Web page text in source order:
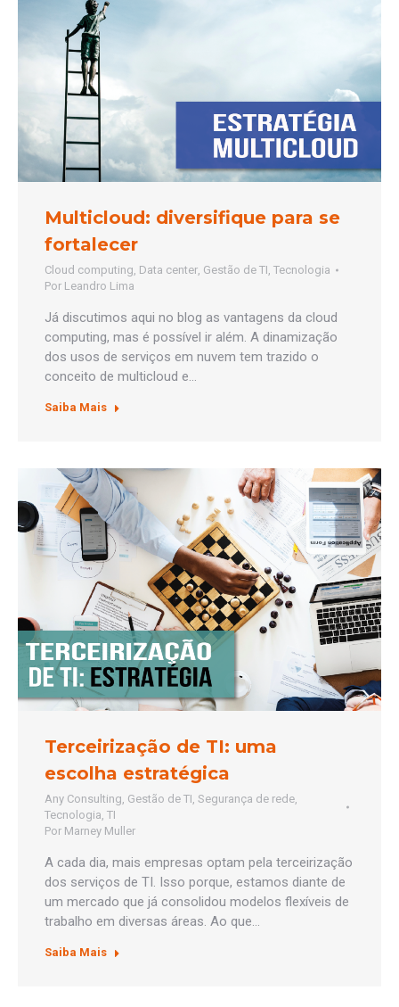
Multicloud: diversifique para se
fortalecer
Cloud computing, Data center, Gestão de TI, Tecnologia
Por Leandro Lima
Já discutimos aqui no blog as vantagens da cloud
computing, mas é possível ir além. A dinamização
dos usos de serviços em nuvem tem trazido o
conceito de multicloud e…
Saiba Mais
Terceirização de TI: uma
escolha estratégica
Any Consulting, Gestão de TI, Segurança de rede,
Tecnologia, TI
Por Marney Muller
A cada dia, mais empresas optam pela terceirização
dos serviços de TI. Isso porque, estamos diante de
um mercado que já consolidou modelos flexíveis de
trabalho em diversas áreas. Ao que…
Saiba Mais